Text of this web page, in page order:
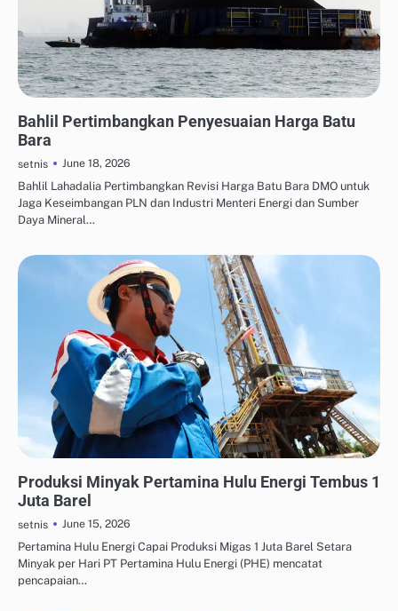
Bahlil Pertimbangkan Penyesuaian Harga Batu
Bara
setnis
June 18, 2026
Bahlil Lahadalia Pertimbangkan Revisi Harga Batu Bara DMO untuk
Jaga Keseimbangan PLN dan Industri Menteri Energi dan Sumber
Daya Mineral…
Produksi Minyak Pertamina Hulu Energi Tembus 1
Juta Barel
setnis
June 15, 2026
Pertamina Hulu Energi Capai Produksi Migas 1 Juta Barel Setara
Minyak per Hari PT Pertamina Hulu Energi (PHE) mencatat
pencapaian…